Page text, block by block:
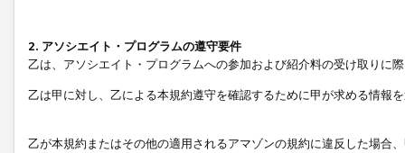
2. アソシエイト・プログラムの遵守要件
乙は、アソシエイト・プログラムへの参加および紹介料の受け取りに
乙は甲に対し、乙による本規約遵守を確認するために甲が求める情報
乙が本規約またはその他の適用されるアマゾンの規約に違反した場合